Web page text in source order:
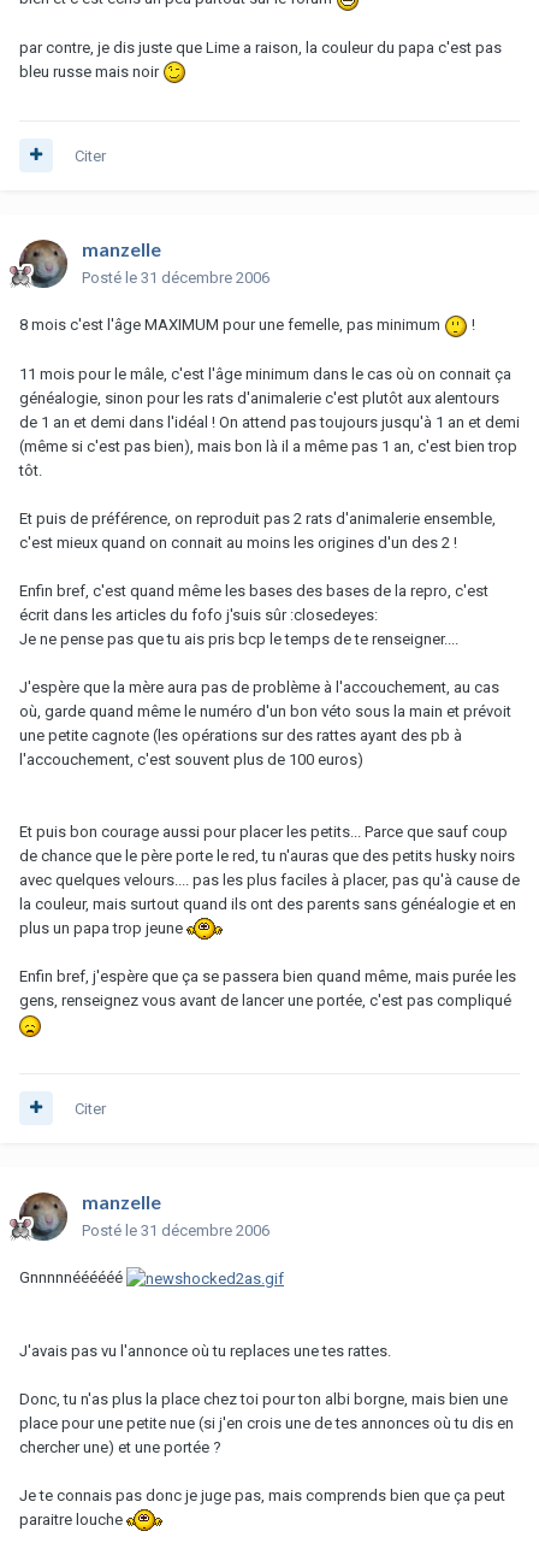
par contre, je dis juste que Lime a raison, la couleur du papa c'est pas
bleu russe mais noir
Citer
manzelle
Posté le 31 décembre 2006
8 mois c'est l'âge MAXIMUM pour une femelle, pas minimum !
11 mois pour le mâle, c'est l'âge minimum dans le cas où on connait ça
généalogie, sinon pour les rats d'animalerie c'est plutôt aux alentours
de 1 an et demi dans l'idéal ! On attend pas toujours jusqu'à 1 an et demi
(même si c'est pas bien), mais bon là il a même pas 1 an, c'est bien trop
tôt.
Et puis de préférence, on reproduit pas 2 rats d'animalerie ensemble,
c'est mieux quand on connait au moins les origines d'un des 2 !
Enfin bref, c'est quand même les bases des bases de la repro, c'est
écrit dans les articles du fofo j'suis sûr :closedeyes:
Je ne pense pas que tu ais pris bcp le temps de te renseigner....
J'espère que la mère aura pas de problème à l'accouchement, au cas
où, garde quand même le numéro d'un bon véto sous la main et prévoit
une petite cagnote (les opérations sur des rattes ayant des pb à
l'accouchement, c'est souvent plus de 100 euros)
Et puis bon courage aussi pour placer les petits... Parce que sauf coup
de chance que le père porte le red, tu n'auras que des petits husky noirs
avec quelques velours.... pas les plus faciles à placer, pas qu'à cause de
la couleur, mais surtout quand ils ont des parents sans généalogie et en
plus un papa trop jeune
Enfin bref, j'espère que ça se passera bien quand même, mais purée les
gens, renseignez vous avant de lancer une portée, c'est pas compliqué
Citer
manzelle
Posté le 31 décembre 2006
Gnnnnnéééééé
J'avais pas vu l'annonce où tu replaces une tes rattes.
Donc, tu n'as plus la place chez toi pour ton albi borgne, mais bien une
place pour une petite nue (si j'en crois une de tes annonces où tu dis en
chercher une) et une portée ?
Je te connais pas donc je juge pas, mais comprends bien que ça peut
paraitre louche